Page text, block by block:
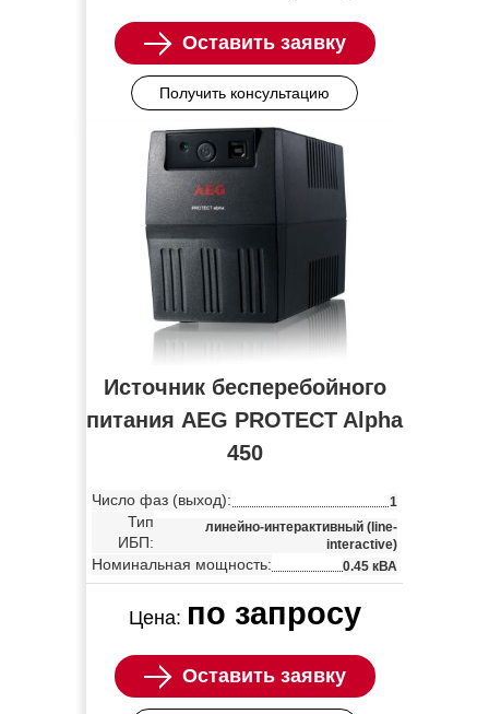
Оставить заявку
Получить консультацию
Источник бесперебойного
питания AEG PROTECT Alpha
450
Число фаз (выход): 1
Тип
ИБП:
линейно-интерактивный (line-
interactive)
Номинальная мощность: 0.45 кВА
Цена: по запросу
Оставить заявку